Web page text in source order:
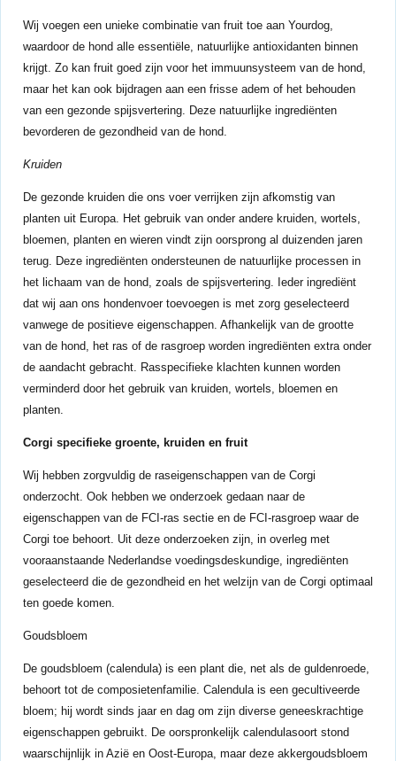
Wij voegen een unieke combinatie van fruit toe aan Yourdog,
waardoor de hond alle essentiële, natuurlijke antioxidanten binnen
krijgt. Zo kan fruit goed zijn voor het immuunsysteem van de hond,
maar het kan ook bijdragen aan een frisse adem of het behouden
van een gezonde spijsvertering. Deze natuurlijke ingrediënten
bevorderen de gezondheid van de hond.
Kruiden
De gezonde kruiden die ons voer verrijken zijn afkomstig van
planten uit Europa. Het gebruik van onder andere kruiden, wortels,
bloemen, planten en wieren vindt zijn oorsprong al duizenden jaren
terug. Deze ingrediënten ondersteunen de natuurlijke processen in
het lichaam van de hond, zoals de spijsvertering. Ieder ingrediënt
dat wij aan ons hondenvoer toevoegen is met zorg geselecteerd
vanwege de positieve eigenschappen. Afhankelijk van de grootte
van de hond, het ras of de rasgroep worden ingrediënten extra onder
de aandacht gebracht. Rasspecifieke klachten kunnen worden
verminderd door het gebruik van kruiden, wortels, bloemen en
planten.
Corgi specifieke groente, kruiden en fruit
Wij hebben zorgvuldig de raseigenschappen van de Corgi
onderzocht. Ook hebben we onderzoek gedaan naar de
eigenschappen van de FCI-ras sectie en de FCI-rasgroep waar de
Corgi toe behoort. Uit deze onderzoeken zijn, in overleg met
vooraanstaande Nederlandse voedingsdeskundige, ingrediënten
geselecteerd die de gezondheid en het welzijn van de Corgi optimaal
ten goede komen.
Goudsbloem
De goudsbloem (calendula) is een plant die, net als de guldenroede,
behoort tot de composietenfamilie. Calendula is een gecultiveerde
bloem; hij wordt sinds jaar en dag om zijn diverse geneeskrachtige
eigenschappen gebruikt. De oorspronkelijk calendulasoort stond
waarschijnlijk in Azië en Oost-Europa, maar deze akkergoudsbloem